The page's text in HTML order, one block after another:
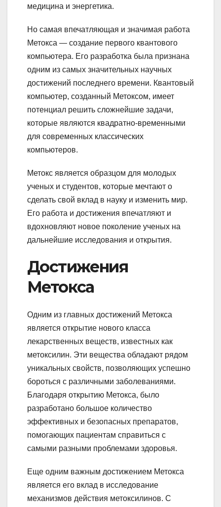
медицина и энергетика.
Но самая впечатляющая и значимая работа
Метокса — создание первого квантового
компьютера. Его разработка была признана
одним из самых значительных научных
достижений последнего времени. Квантовый
компьютер, созданный Метоксом, имеет
потенциал решить сложнейшие задачи,
которые являются квадратно-временными
для современных классических
компьютеров.
Метокс является образцом для молодых
ученых и студентов, которые мечтают о
сделать свой вклад в науку и изменить мир.
Его работа и достижения впечатляют и
вдохновляют новое поколение ученых на
дальнейшие исследования и открытия.
Достижения
Метокса
Одним из главных достижений Метокса
является открытие нового класса
лекарственных веществ, известных как
метоксилин. Эти вещества обладают рядом
уникальных свойств, позволяющих успешно
бороться с различными заболеваниями.
Благодаря открытию Метокса, было
разработано большое количество
эффективных и безопасных препаратов,
помогающих пациентам справиться с
самыми разными проблемами здоровья.
Еще одним важным достижением Метокса
является его вклад в исследование
механизмов действия метоксилинов. С